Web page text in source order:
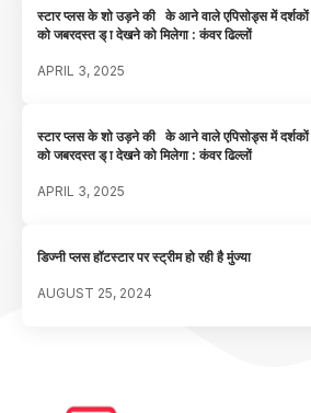
स्टार प्लस के शो उड़ने की के आने वाले एपिसोड्स में दर्शकों
को जबरदस्त ड् ा देखने को मिलेगा : कंवर ढिल्लों
APRIL 3, 2025
स्टार प्लस के शो उड़ने की के आने वाले एपिसोड्स में दर्शकों
को जबरदस्त ड् ा देखने को मिलेगा : कंवर ढिल्लों
APRIL 3, 2025
डिज्नी प्लस हॉटस्टार पर स्ट्रीम हो रही है मुंज्या
AUGUST 25, 2024